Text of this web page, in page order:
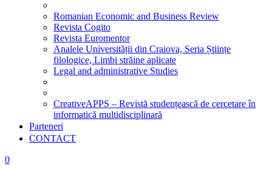
Romanian Economic and Business Review
Revista Cogito
Revista Euromentor
Analele Universității din Craiova, Seria Științe
filologice, Limbi străine aplicate
Legal and administrative Studies
CreativeAPPS – Revistă studențească de cercetare în
informatică multidisciplinară
Parteneri
CONTACT
0